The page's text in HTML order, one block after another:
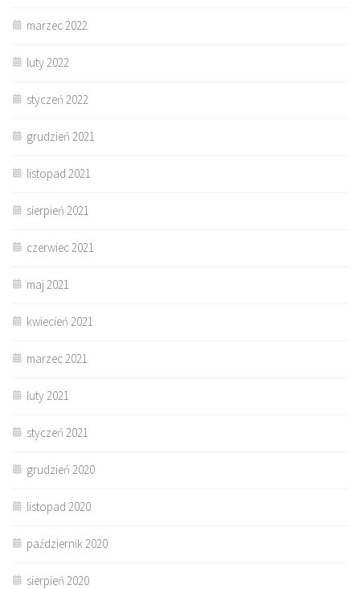
marzec 2022
luty 2022
styczeń 2022
grudzień 2021
listopad 2021
sierpień 2021
czerwiec 2021
maj 2021
kwiecień 2021
marzec 2021
luty 2021
styczeń 2021
grudzień 2020
listopad 2020
październik 2020
sierpień 2020